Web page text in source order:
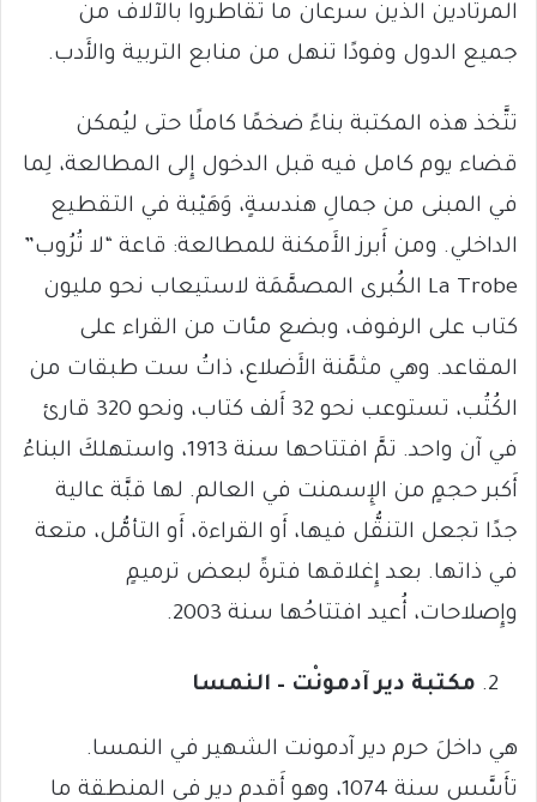
المرتادين الذين سرعان ما تقاطروا بالآلاف من
جميع الدول وفودًا تنهل من منابع التربية والأَدب.
تتَّخذ هذه المكتبة بناءً ضخمًا كاملًا حتى ليُمكن
قضاء يوم كامل فيه قبل الدخول إِلى المطالعة، لِما
في المبنى من جمالِ هندسةٍ، وَهَيْبة في التقطيع
الداخلي. ومن أَبرز الأَمكنة للمطالعة: قاعة “لا تُرُوب”
La Trobe الكُبرى المصمَّمَة لاستيعاب نحو مليون
كتاب على الرفوف، وبضع مئات من القراء على
المقاعد. وهي مثمَّنة الأَضلاع، ذاتُ ست طبقات من
الكُتُب، تستوعب نحو 32 أَلف كتاب، ونحو 320 قارئ
في آن واحد. تمَّ افتتاحها سنة 1913، واستهلكَ البناءُ
أَكبر حجمٍ من الإِسمنت في العالم. لها قبَّة عالية
جدًا تجعل التنقُّل فيها، أَو القراءة، أَو التأمُّل، متعة
في ذاتها. بعد إِغلاقها فترةً لبعض ترميمٍ
وإِصلاحات، أُعيد افتتاحُها سنة 2003.
مكتبة دير آدمونْت – النمسا
هي داخلَ حرم دير آدمونت الشهير في النمسا.
تأَسَّس سنة 1074، وهو أَقدم دير في المنطقة ما